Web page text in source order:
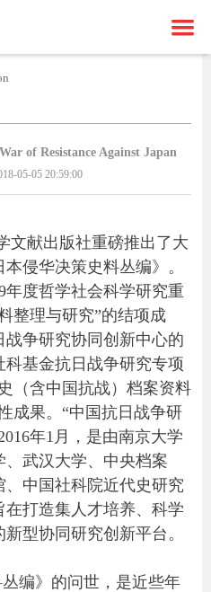
of Resistance Against Japan
05-05 20:59:00
文献出版社重磅推出了大
侵华决策史料丛编》。
年度哲学社会科学研究重
整理与研究”的结项成
争研究协同创新中心的
基金抗日战争研究专项
（含中国抗战）档案资料
成果。“中国抗日战争研
年1月，是由南京大学
武汉大学、中央档案
中国社科院近代史研究
打造集人才培养、科学
型协同研究创新平台。
丛编》的问世，是近些年